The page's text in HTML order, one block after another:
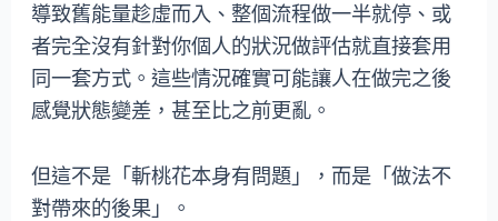
導致舊能量趁虛而入、整個流程做一半就停、或
者完全沒有針對你個人的狀況做評估就直接套用
同一套方式。這些情況確實可能讓人在做完之後
感覺狀態變差，甚至比之前更亂。
但這不是「斬桃花本身有問題」，而是「做法不
對帶來的後果」。